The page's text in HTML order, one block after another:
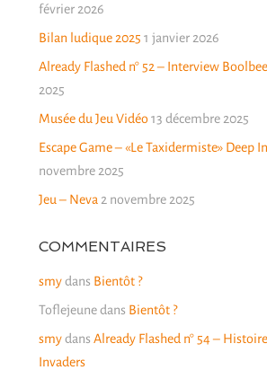
février 2026
Bilan ludique 2025 1 janvier 2026
Already Flashed n° 52 – Interview Boolbee
2025
Musée du Jeu Vidéo 13 décembre 2025
Escape Game – «Le Taxidermiste» Deep
novembre 2025
Jeu – Neva 2 novembre 2025
COMMENTAIRES
smydans Bientôt ?
Toflejeunedans Bientôt ?
smydans Already Flashed n° 54 –
Invaders